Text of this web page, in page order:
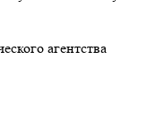
агентства